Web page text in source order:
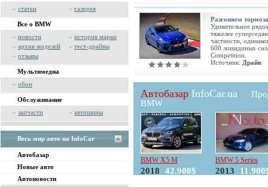
» статьи » галерея
Все о BMW
» новости » история марки
» архив моделей » тест-драйвы
» отзывы
Мультимедиа
» обои
Обслуживание
» запчасти » автошины
Весь мир авто на InfoCar
Автобазар
Новые авто
Автоновости
Разгоняем
Удивительное
тяжелее
частности,
600 лошадиных
Competition.
Источник: Драйв
Автобазар InfoCar.ua
BMW
BMW X5 M
2018 42.900$
BMW 5 Series
2013